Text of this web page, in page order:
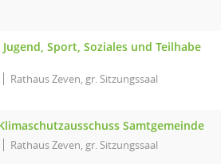
Sport, Soziales und Teilhabe
Rathaus Zeven, gr. Sitzungssaal
Samtgemeinde
Rathaus Zeven, gr. Sitzungssaal